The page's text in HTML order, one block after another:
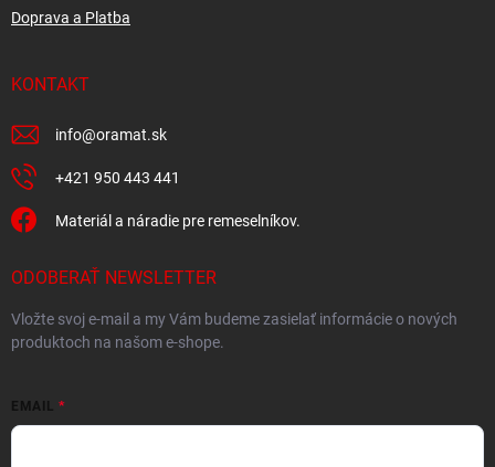
Doprava a Platba
KONTAKT
info@oramat.sk
+421 950 443 441
Materiál a náradie pre remeselníkov.
ODOBERAŤ NEWSLETTER
Vložte svoj e-mail a my Vám budeme zasielať informácie o nových
produktoch na našom e-shope.
EMAIL